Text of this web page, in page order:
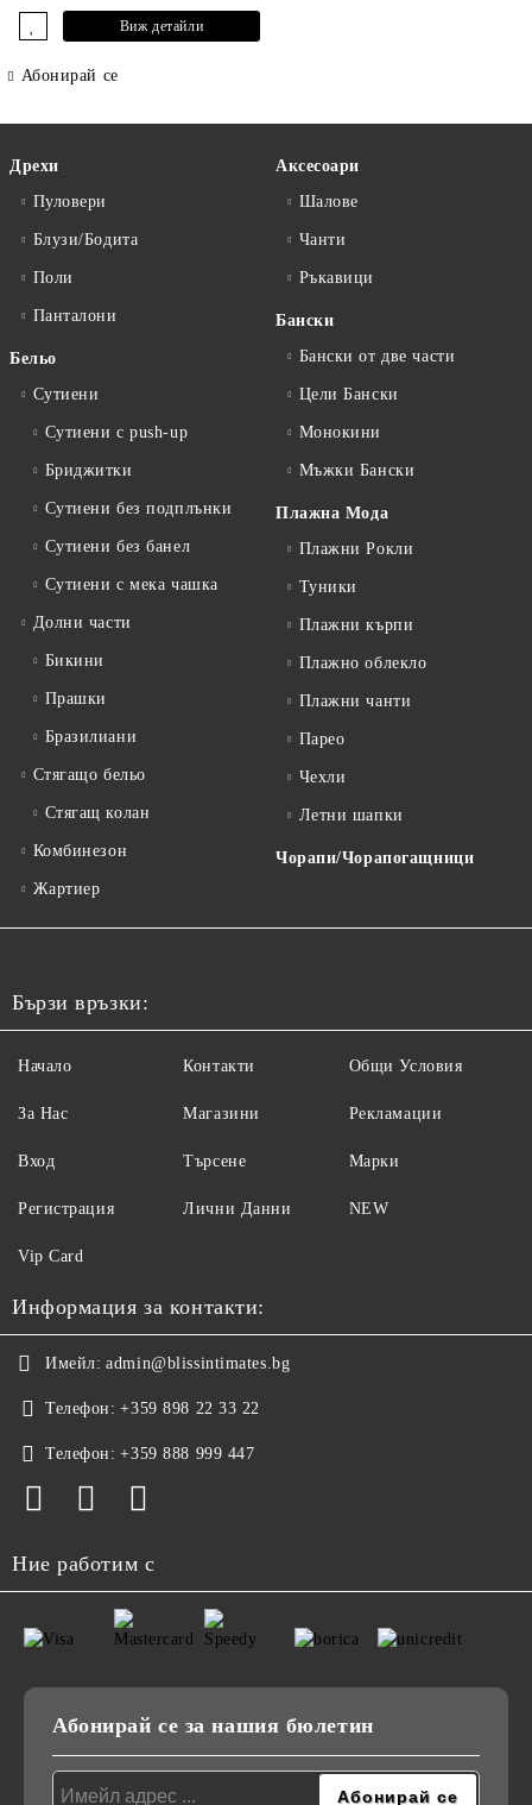
Виж детайли
Абонирай се
Дрехи
Пуловери
Блузи/Бодита
Поли
Панталони
Бельо
Сутиени
Сутиени с push-up
Бриджитки
Сутиени без подплънки
Сутиени без банел
Сутиени с мека чашка
Долни части
Бикини
Прашки
Бразилиани
Стягащо бельо
Стягащ колан
Комбинезон
Жартиер
Аксесоари
Шалове
Чанти
Ръкавици
Бански
Бански от две части
Цели Бански
Монокини
Мъжки Бански
Плажна Мода
Плажни Рокли
Туники
Плажни кърпи
Плажно облекло
Плажни чанти
Парео
Чехли
Летни шапки
Чорапи/Чорапогащници
Бързи връзки:
Начало
За Нас
Вход
Регистрация
Контакти
Магазини
Търсене
Лични Данни
Общи Условия
Рекламации
Марки
NEW
Vip Card
Информация за контакти:
Имейл: admin@blissintimates.bg
Телефон: +359 898 22 33 22
Телефон: +359 888 999 447
Ние работим с
Абонирай се за нашия бюлетин